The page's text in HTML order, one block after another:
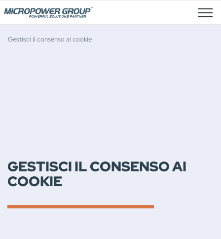
Posti Vacanti
Gestisci il consenso ai cookie
GESTISCI IL CONSENSO AI
COOKIE